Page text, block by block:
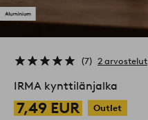
7 2 arvostelut
IRMA kynttilänjalka
7,49 EUR
Outlet